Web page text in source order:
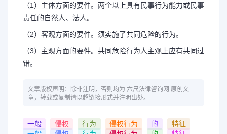
（1）主体方面的要件。两个以上具有民事行为能力或民事
责任的自然人、法人。
（2）客观方面的要件。须实施了共同危险的行为。
（3）主观方面的要件。共同危险行为人主观上应有共同过
错。
文章版权声明：除非注明，否则均为 六尺法律咨询网 原创文
章，转载或复制请以超链接形式并注明出处。
一般 侵权 行为 侵权行为 的
特征